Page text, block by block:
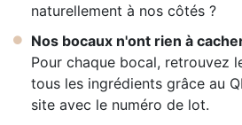
naturellement à nos côtés ?
Nos bocaux n'ont rien à
Pour chaque bocal, retrouvez
tous les ingrédients grâce au
site avec le numéro de lot.